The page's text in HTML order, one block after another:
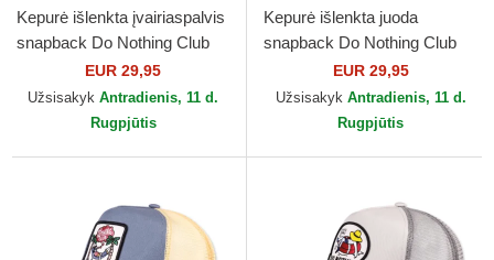
Kepurė išlenkta įvairiaspalvis
snapback Do Nothing Club
HFT DNC 1.2 Djinns
EUR 29,95
Užsisakyk Antradienis, 11 d.
Rugpjūtis
Kepurė išlenkta juoda
snapback Do Nothing Club
HFT DNC SunDown Djinns
EUR 29,95
Užsisakyk Antradienis, 11 d.
Rugpjūtis